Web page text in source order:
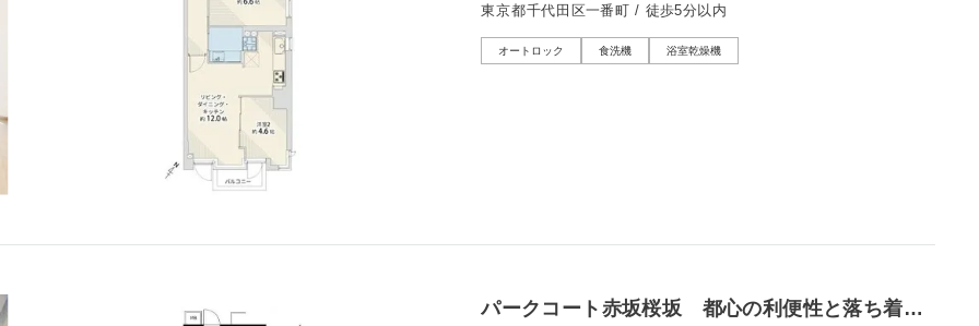
東京都千代田区一番町 / 徒歩5分以内
オートロック 食洗機 浴室乾燥機
パークコート赤坂桜坂 都心の利便性と落ち着い